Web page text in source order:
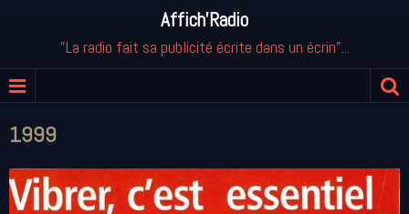
Affich'Radio
"La radio fait sa publicité écrite dans un écrin"...
1999